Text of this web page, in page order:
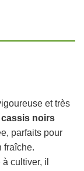
et très
cassis noirs
parfaits pour
fraîche.
cultiver, il